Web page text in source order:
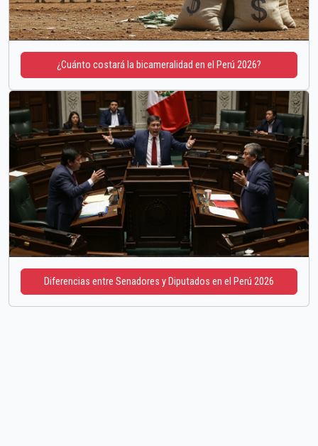
¿Cuánto costará la bicameralidad en el Perú 2026?
Diferencias entre Senadores y Diputados en el Perú 2026